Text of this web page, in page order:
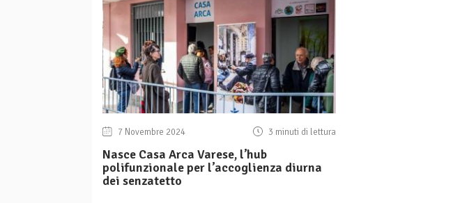
7 Novembre 2024 3 minuti di lettura
Nasce Casa Arca Varese, l’hub
polifunzionale per l’accoglienza diurna
dei senzatetto